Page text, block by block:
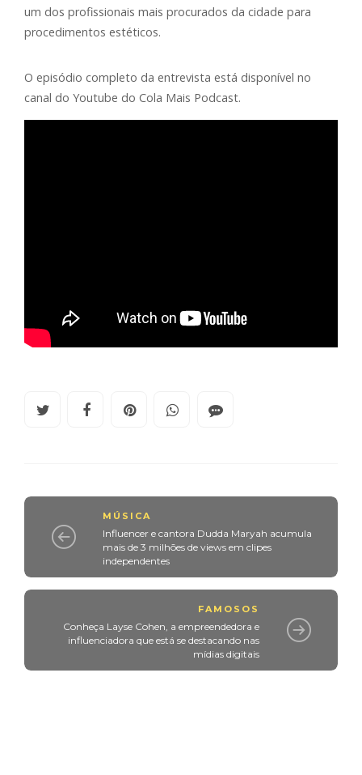
um dos profissionais mais procurados da cidade para
procedimentos estéticos.
O episódio completo da entrevista está disponível no
canal do Youtube do Cola Mais Podcast.
MÚSICA
Influencer e cantora Dudda Maryah acumula
mais de 3 milhões de views em clipes
independentes
FAMOSOS
Conheça Layse Cohen, a empreendedora e
influenciadora que está se destacando nas
mídias digitais